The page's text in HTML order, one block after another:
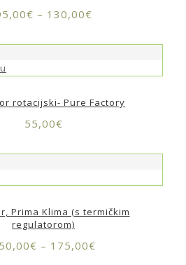
€ – 130,00€
rotacijski- Pure Factory
55,00€
Prima Klima (s termičkim
regulatorom)
€ – 175,00€